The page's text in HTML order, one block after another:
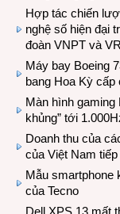
Hợp tác chiến
nghệ số hiện đại
đoàn VNPT và
Máy bay Boeing
bang Hoa Kỳ
Màn hình gaming
khủng” tới
Doanh thu của
của Việt Nam
Mẫu smartphone
của Tecno
Dell XPS 13 mất